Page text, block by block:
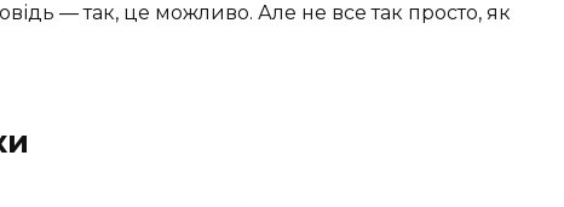
— так, це можливо. Але не все так просто, як